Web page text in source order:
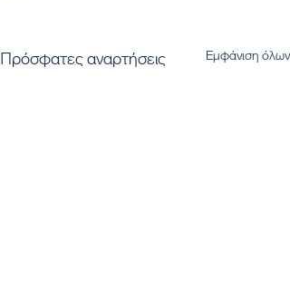
Πρόσφατες αναρτήσεις Εμφάνιση όλων